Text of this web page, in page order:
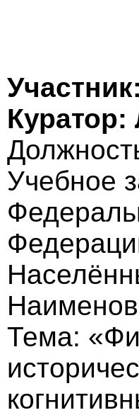
Куратор:
Учебное
Тема: